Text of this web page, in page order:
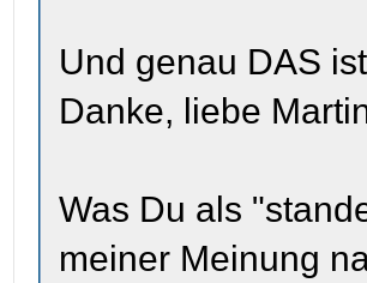
Und genau DAS
Danke, liebe
Was Du als
meiner Meinung